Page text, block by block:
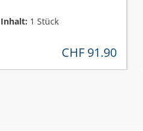
Inhalt: 1 Stück
regulärer preis:
CHF 91.90